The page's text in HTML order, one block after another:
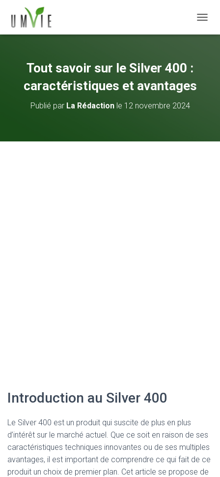
Tout savoir sur le Silver 400 :
caractéristiques et avantages
Publié par La Rédactionle 12 novembre 2024
Introduction au Silver 400
Le Silver 400 est un produit qui suscite de plus en plus
d’intérêt sur le marché actuel. Que ce soit en raison de ses
caractéristiques techniques innovantes ou de ses multiples
avantages, il est important de comprendre ce qui fait de ce
produit un choix de premier plan. Cet article se propose de